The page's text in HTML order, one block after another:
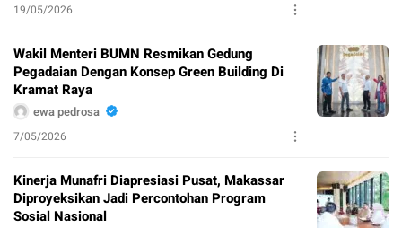
19/05/2026
Wakil Menteri BUMN Resmikan Gedung
Pegadaian Dengan Konsep Green Building Di
Kramat Raya
ewa pedrosa
7/05/2026
Kinerja Munafri Diapresiasi Pusat, Makassar
Diproyeksikan Jadi Percontohan Program
Sosial Nasional